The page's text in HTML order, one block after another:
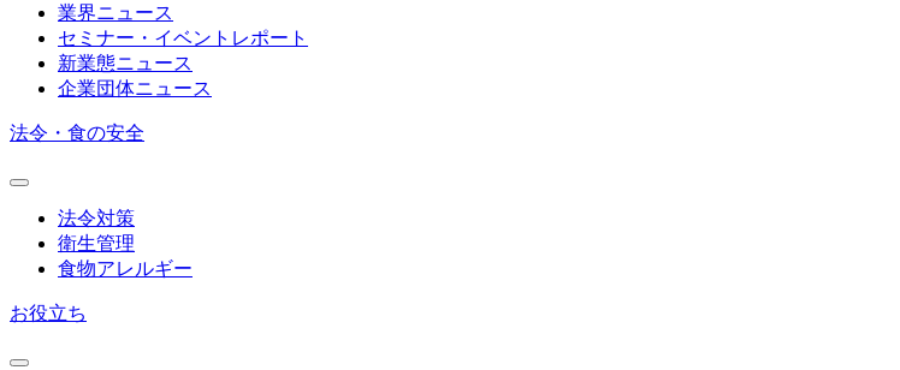
業界ニュース
セミナー・イベントレポート
新業態ニュース
企業団体ニュース
法令・食の安全
法令対策
衛生管理
食物アレルギー
お役立ち